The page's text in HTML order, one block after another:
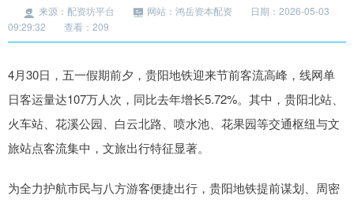
来源：配资坊平台 网站：鸿岳资本配资
日期：2026-05-03
09:29:32
查看：209
4月30日，五一假期前夕，贵阳地铁迎来节前客流高峰，线网单
日客运量达107万人次，同比去年增长5.72%。其中，贵阳北站、
火车站、花溪公园、白云北路、喷水池、花果园等交通枢纽与文
旅站点客流集中，文旅出行特征显著。
为全力护航市民与八方游客便捷出行，贵阳地铁提前谋划、周密